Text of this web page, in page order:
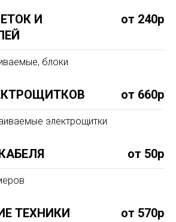
И
от 240р
блоки
от 660р
электрощитки
от 50р
ТЕХНИКИ от 570р